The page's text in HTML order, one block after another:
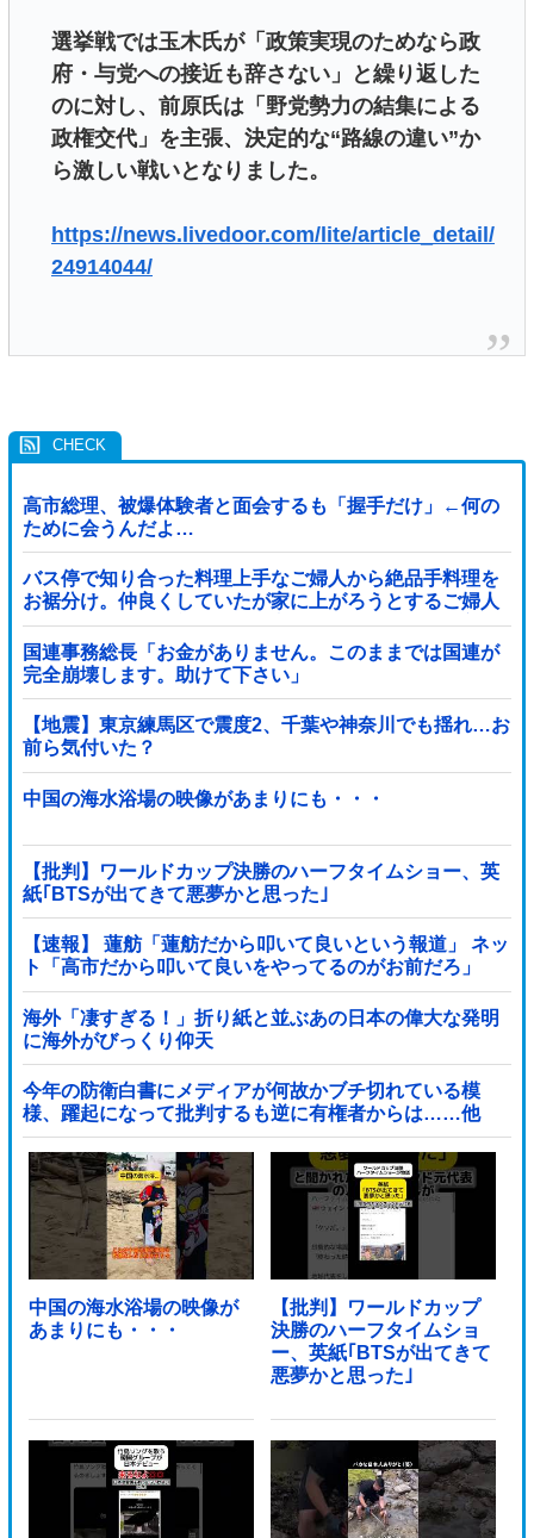
選挙戦では玉木氏が「政策実現のためなら政
府・与党への接近も辞さない」と繰り返した
のに対し、前原氏は「野党勢力の結集による
政権交代」を主張、決定的な“路線の違い”か
ら激しい戦いとなりました。
https://news.livedoor.com/lite/article_detail/
24914044/
高市総理、被爆体験者と面会するも「握手だけ」←何の
ために会うんだよ…
バス停で知り合った料理上手なご婦人から絶品手料理を
お裾分け。仲良くしていたが家に上がろうとするご婦人
が娘に放った『失礼すぎる一言』に絶句←手料理は美味
しかったのに性格クセ強すぎ
国連事務総長「お金がありません。このままでは国連が
完全崩壊します。助けて下さい」
【地震】東京練馬区で震度2、千葉や神奈川でも揺れ…お
前ら気付いた？
中国の海水浴場の映像があまりにも・・・
【批判】ワールドカップ決勝のハーフタイムショー、英
紙｢BTSが出てきて悪夢かと思った｣
【速報】 蓮舫「蓮舫だから叩いて良いという報道」 ネッ
ト「高市だから叩いて良いをやってるのがお前だろ」
海外「凄すぎる！」折り紙と並ぶあの日本の偉大な発明
に海外がびっくり仰天
今年の防衛白書にメディアが何故かブチ切れている模
様、躍起になって批判するも逆に有権者からは……他
中国の海水浴場の映像が
あまりにも・・・
【批判】ワールドカップ
決勝のハーフタイムショ
ー、英紙｢BTSが出てきて
悪夢かと思った｣